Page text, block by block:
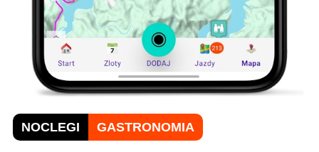
NOCLEGI GASTRONOMIA